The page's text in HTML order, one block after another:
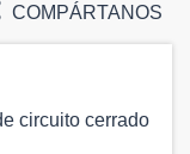
COMPÁRTANOS
circuito cerrado